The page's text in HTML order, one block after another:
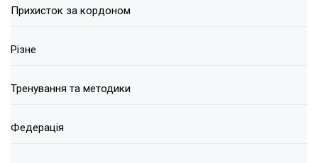
Прихисток за кордоном
Різне
Тренування та методики
Федерація